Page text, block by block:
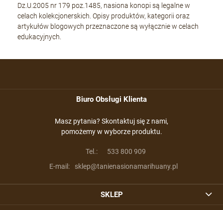
Dz.U.2005 nr 179 poz.1485, nasiona konopi są legalne w
celach kolekcjonerskich. Opisy produktów, kategorii oraz
artykułów blogowych przeznaczone są wyłącznie w celach
edukacyjnych.
Biuro Obsługi Klienta
Masz pytania? Skontaktuj się z nami,
pomożemy w wyborze produktu.
Tel.:
533 800 909
E-mail:
sklep@tanienasionamarihuany.pl
SKLEP